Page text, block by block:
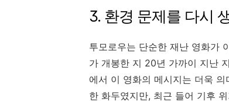
3. 환경 문제를 다시
투모로우는 단순한 재난 영화가
가 개봉한 지 20년 가까이 지난
에서 이 영화의 메시지는 더욱
한 화두였지만, 최근 들어 기후